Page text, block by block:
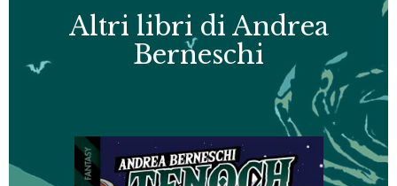
Altri libri di Andrea
Berneschi